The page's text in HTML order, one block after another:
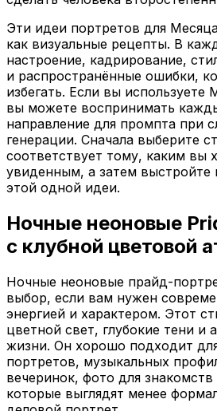
Эти идеи портретов для
как визуальные рецепты. В
настроение, кадрирование,
и распространённые ошибки,
избегать. Если вы используете
вы можете воспринимать
направление для промпта при
генерации. Сначала выберите
соответствует тому, каким вы
увиденным, а затем выстройте
этой одной идеи.
с клубной цветовой
выбор, если вам нужен
энергией и характером. Этот
цветной свет, глубокие тени и
жизни. Он хорошо подходит
портретов, музыкальных
вечеринок, фото для знакомств
которые выглядят менее
деловой портрет.